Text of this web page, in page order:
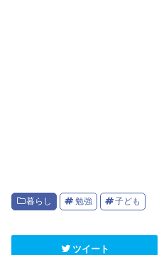
暮らし 勉強 子ども
ツイート